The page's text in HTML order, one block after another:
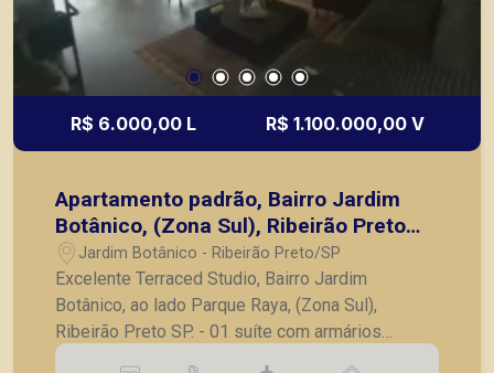
R$ 6.000,00 L R$ 1.100.000,00 V
Apartamento padrão, Bairro Jardim
Botânico, (Zona Sul), Ribeirão Preto
SP.Jardim Botânico - Ribeirão Preto/SP
Excelente Terraced Studio, Bairro Jardim
Botânico, ao lado Parque Raya, (Zona Sul),
Ribeirão Preto SP. - 01 suíte com armários
planejados e ar condicionado; - Banheiro da